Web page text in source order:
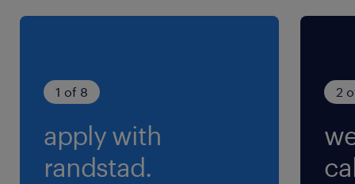
連休（お盆・年末年始休暇）あり
8:00-17:00（実働7時間30分・休憩90分）
残業
～10時間／月 程度 ※月末月初に集中／早出・
1 of 8
apply with
randstad.
2